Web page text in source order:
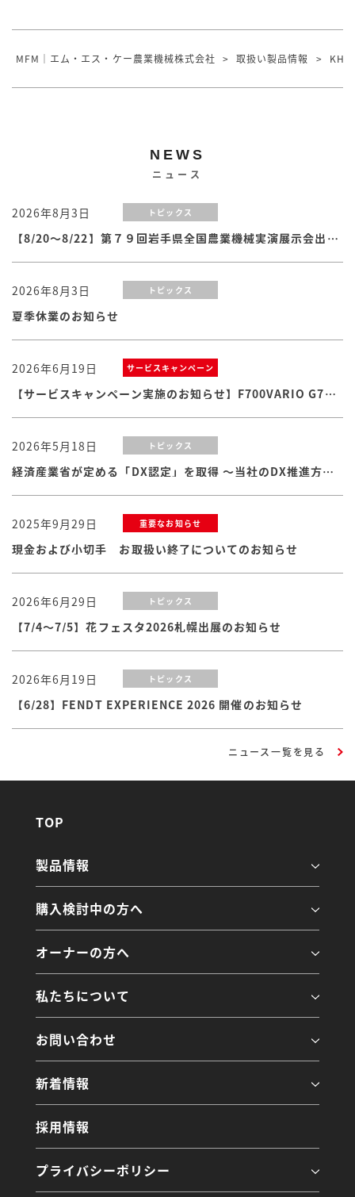
MFM｜エム・エス・ケー農業機械株式会社 > 取扱い製品情報 >
NEWS
ニュース
2026年8月3日 トピックス
【8/20～8/22】第７９回岩手県全国農業機械実演展示会出展のお知らせ
2026年8月3日 トピックス
夏季休業のお知らせ
2026年6月19日 サービスキャンペーン
【サービスキャンペーン実施のお知らせ】F700VARIO G7シリーズ
2026年5月18日 トピックス
経済産業省が定める「DX認定」を取得 ～当社のDX推進方針・体制および取り組みが認められました
2025年9月29日 重要なお知らせ
現金および小切手 お取扱い終了についてのお知らせ
2026年6月29日 トピックス
【7/4～7/5】花フェスタ2026札幌出展のお知らせ
2026年6月19日 トピックス
【6/28】FENDT EXPERIENCE 2026 開催のお知らせ
ニュース一覧を見る
TOP
製品情報
購入検討中の方へ
オーナーの方へ
私たちについて
お問い合わせ
新着情報
採用情報
プライバシーポリシー